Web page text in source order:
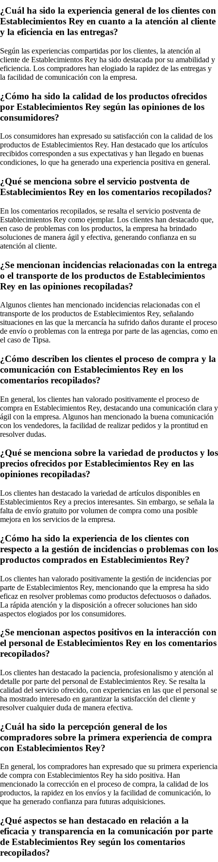
¿Cuál ha sido la experiencia general de los clientes con
Establecimientos Rey en cuanto a la atención al cliente
y la eficiencia en las entregas?
Según las experiencias compartidas por los clientes, la atención al
cliente de Establecimientos Rey ha sido destacada por su amabilidad y
eficiencia. Los compradores han elogiado la rapidez de las entregas y
la facilidad de comunicación con la empresa.
¿Cómo ha sido la calidad de los productos ofrecidos
por Establecimientos Rey según las opiniones de los
consumidores?
Los consumidores han expresado su satisfacción con la calidad de los
productos de Establecimientos Rey. Han destacado que los artículos
recibidos corresponden a sus expectativas y han llegado en buenas
condiciones, lo que ha generado una experiencia positiva en general.
¿Qué se menciona sobre el servicio postventa de
Establecimientos Rey en los comentarios recopilados?
En los comentarios recopilados, se resalta el servicio postventa de
Establecimientos Rey como ejemplar. Los clientes han destacado que,
en caso de problemas con los productos, la empresa ha brindado
soluciones de manera ágil y efectiva, generando confianza en su
atención al cliente.
¿Se mencionan incidencias relacionadas con la entrega
o el transporte de los productos de Establecimientos
Rey en las opiniones recopiladas?
Algunos clientes han mencionado incidencias relacionadas con el
transporte de los productos de Establecimientos Rey, señalando
situaciones en las que la mercancía ha sufrido daños durante el proceso
de envío o problemas con la entrega por parte de las agencias, como en
el caso de Tipsa.
¿Cómo describen los clientes el proceso de compra y la
comunicación con Establecimientos Rey en los
comentarios recopilados?
En general, los clientes han valorado positivamente el proceso de
compra en Establecimientos Rey, destacando una comunicación clara y
ágil con la empresa. Algunos han mencionado la buena comunicación
con los vendedores, la facilidad de realizar pedidos y la prontitud en
resolver dudas.
¿Qué se menciona sobre la variedad de productos y los
precios ofrecidos por Establecimientos Rey en las
opiniones recopiladas?
Los clientes han destacado la variedad de artículos disponibles en
Establecimientos Rey a precios interesantes. Sin embargo, se señala la
falta de envío gratuito por volumen de compra como una posible
mejora en los servicios de la empresa.
¿Cómo ha sido la experiencia de los clientes con
respecto a la gestión de incidencias o problemas con los
productos comprados en Establecimientos Rey?
Los clientes han valorado positivamente la gestión de incidencias por
parte de Establecimientos Rey, mencionando que la empresa ha sido
eficaz en resolver problemas como productos defectuosos o dañados.
La rápida atención y la disposición a ofrecer soluciones han sido
aspectos elogiados por los consumidores.
¿Se mencionan aspectos positivos en la interacción con
el personal de Establecimientos Rey en los comentarios
recopilados?
Los clientes han destacado la paciencia, profesionalismo y atención al
detalle por parte del personal de Establecimientos Rey. Se resalta la
calidad del servicio ofrecido, con experiencias en las que el personal se
ha mostrado interesado en garantizar la satisfacción del cliente y
resolver cualquier duda de manera efectiva.
¿Cuál ha sido la percepción general de los
compradores sobre la primera experiencia de compra
con Establecimientos Rey?
En general, los compradores han expresado que su primera experiencia
de compra con Establecimientos Rey ha sido positiva. Han
mencionado la corrección en el proceso de compra, la calidad de los
productos, la rapidez en los envíos y la facilidad de comunicación, lo
que ha generado confianza para futuras adquisiciones.
¿Qué aspectos se han destacado en relación a la
eficacia y transparencia en la comunicación por parte
de Establecimientos Rey según los comentarios
recopilados?